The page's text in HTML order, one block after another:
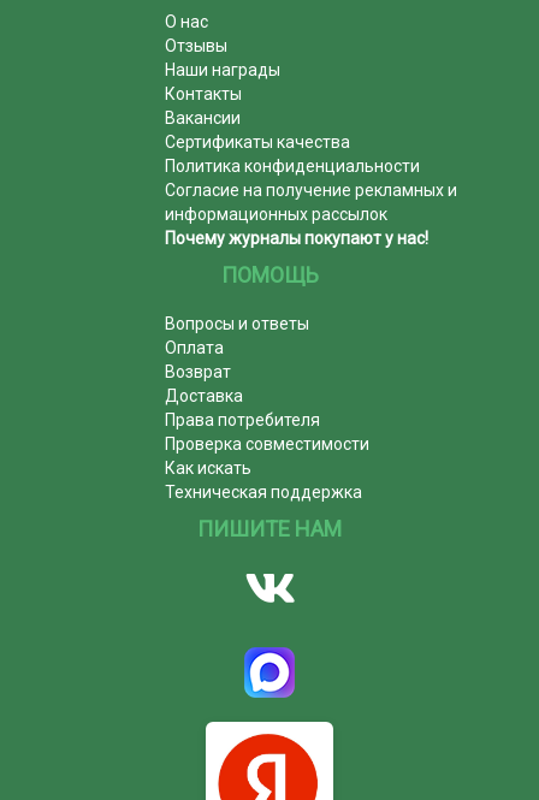
О нас
Отзывы
Наши награды
Контакты
Вакансии
Сертификаты качества
Политика конфиденциальности
Согласие на получение рекламных и
информационных рассылок
Почему журналы покупают у нас!
ПОМОЩЬ
Вопросы и ответы
Оплата
Возврат
Доставка
Права потребителя
Проверка совместимости
Как искать
Техническая поддержка
ПИШИТЕ НАМ